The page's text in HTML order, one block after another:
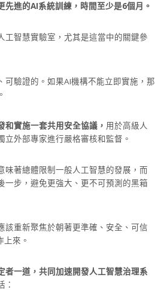
先進的AI系統訓練，時間至少是6個月。
工智慧實驗室，尤其是這當中的關鍵參
可驗證的。如果AI機構不能立即實施，那
實施一套共用安全協議， 用於高級人
立外部專家進行嚴格審核和監督。
味著總體限制一般人工智慧的發展，而
一步，避免更強大、更不可預測的黑箱
該重新聚焦於朝著更準確、安全、可信
來。
者一道，共同加速開發人工智慧治理系
：